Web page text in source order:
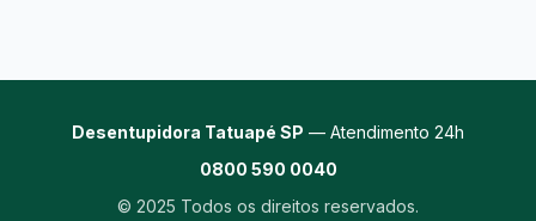
Desentupidora Tatuapé SP — Atendimento 24h
0800 590 0040
© 2025 Todos os direitos reservados.